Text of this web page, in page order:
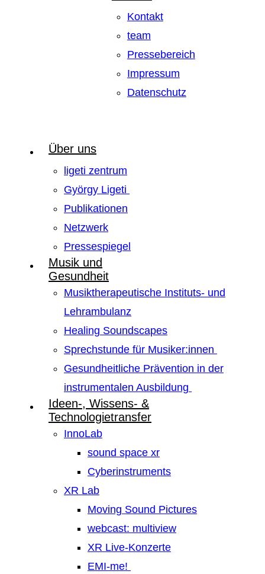
Kontakt
team
Pressebereich
Impressum
Datenschutz
Über uns
ligeti zentrum
György Ligeti
Publikationen
Netzwerk
Pressespiegel
Musik und
Gesundheit
Musiktherapeutische Instituts- und
Lehrambulanz
Healing Soundscapes
Sprechstunde für Musiker:innen
Gesundheitliche Prävention in der
instrumentalen Ausbildung
Ideen-, Wissens- &
Technologietransfer
InnoLab
sound space xr
Cyberinstruments
XR Lab
Moving Sound Pictures
webcast: multiview
XR Live-Konzerte
EMI-me!